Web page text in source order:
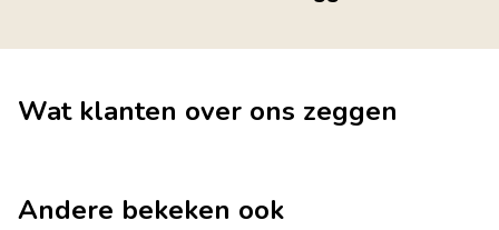
Wat klanten over ons zeggen
Andere bekeken ook